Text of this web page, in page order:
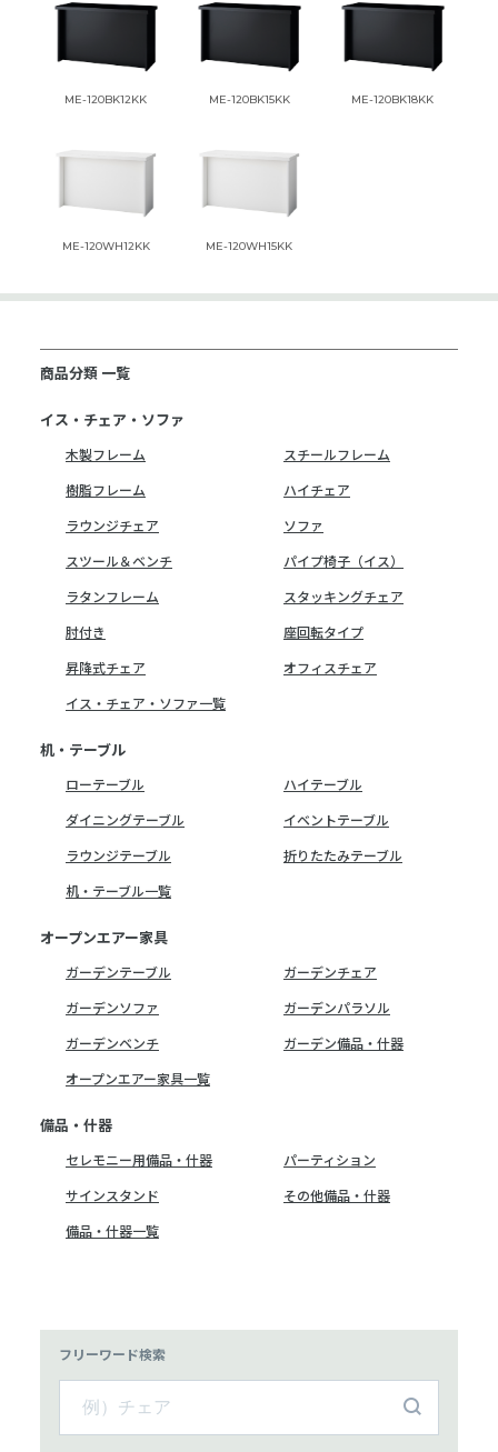
ME-120BK12KK ME-120BK15KK ME-120BK18KK
ME-120WH12KK ME-120WH15KK
商品分類 一覧
イス・チェア・ソファ
木製フレーム
スチールフレーム
樹脂フレーム
ハイチェア
ラウンジチェア
ソファ
スツール＆ベンチ
パイプ椅子（イス）
ラタンフレーム
スタッキングチェア
肘付き
座回転タイプ
昇降式チェア
オフィスチェア
イス・チェア・ソファ一覧
机・テーブル
ローテーブル
ハイテーブル
ダイニングテーブル
イベントテーブル
ラウンジテーブル
折りたたみテーブル
机・テーブル一覧
オープンエアー家具
ガーデンテーブル
ガーデンチェア
ガーデンソファ
ガーデンパラソル
ガーデンベンチ
ガーデン備品・什器
オープンエアー家具一覧
備品・什器
セレモニー用備品・什器
パーティション
サインスタンド
その他備品・什器
備品・什器一覧
フリーワード検索